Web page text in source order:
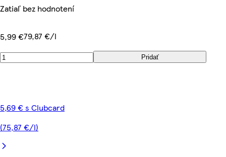
Zatiaľ bez hodnotení
5,99 €79,87 €/l
Pridať
5,69 € s Clubcard
(75,87 €/l)